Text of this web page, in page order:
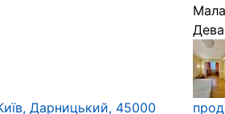
Дарницький, 45000